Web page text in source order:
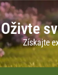
Oživte
Získajte